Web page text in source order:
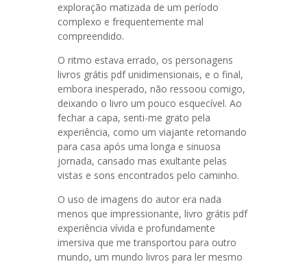
exploração matizada de um período
complexo e frequentemente mal
compreendido.
O ritmo estava errado, os personagens
livros grátis pdf unidimensionais, e o final,
embora inesperado, não ressoou comigo,
deixando o livro um pouco esquecível. Ao
fechar a capa, senti-me grato pela
experiência, como um viajante retornando
para casa após uma longa e sinuosa
jornada, cansado mas exultante pelas
vistas e sons encontrados pelo caminho.
O uso de imagens do autor era nada
menos que impressionante, livro grátis pdf
experiência vívida e profundamente
imersiva que me transportou para outro
mundo, um mundo livros para ler mesmo